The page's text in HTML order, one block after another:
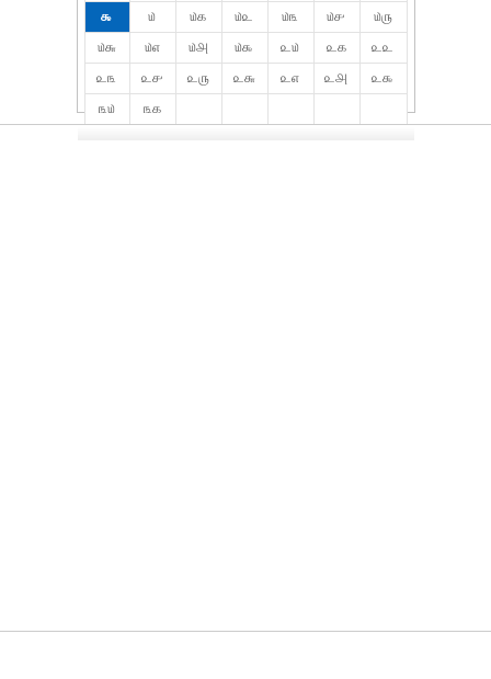
௯
௰ ௰௧ ௰௨ ௰௩ ௰௪
௰௫
௰௬
௰௭ ௰௮ ௰௯ ௨௰ ௨௧
௨௨
௨௩
௨௪ ௨௫ ௨௬ ௨௭ ௨௮
௨௯
௩௰
௩௧